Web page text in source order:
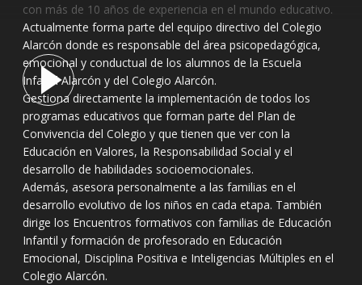
con más de 10 años de experiencia en el mundo educativo.
Actualmente forma parte del equipo directivo del Colegio
Alarcón donde es responsable del área psicopedagógica,
emocional y conductual de los alumnos de la Escuela
Infantil Alarcón y del Colegio Alarcón.
Gestiona directamente la implementación de todos los
programas educativos que forman parte del Plan de
Convivencia del Colegio y que tienen que ver con la
Educación en Valores, la Responsabilidad Social y el
desarrollo de habilidades socioemocionales.
Además, asesora personalmente a las familias en el
desarrollo evolutivo de los niños en cada etapa. También
dirige los Encuentros formativos con familias de Educación
Infantil y formación de profesorado en Educación
Emocional, Disciplina Positiva e Inteligencias Múltiples en el
Colegio Alarcón.